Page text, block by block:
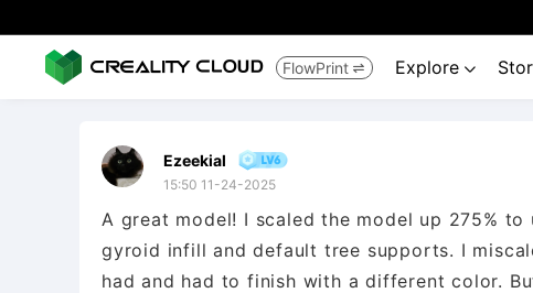
FlowPrint  Explore 
Ezeekial
15:50 11-24-2025
A great model! I scaled the model up 275%
gyroid infill and default tree supports. I
had and had to finish with a different color.